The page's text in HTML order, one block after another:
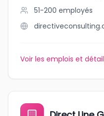
51-200 employés
Voir les emplois et